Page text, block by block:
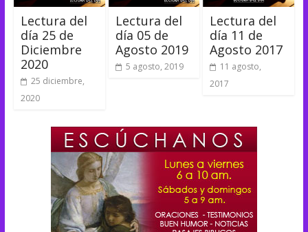
Lectura del
día 25 de
Diciembre
2020
25 diciembre,
2020
Lectura del
día 05 de
Agosto 2019
5 agosto, 2019
Lectura del
día 11 de
Agosto 2017
11 agosto,
2017